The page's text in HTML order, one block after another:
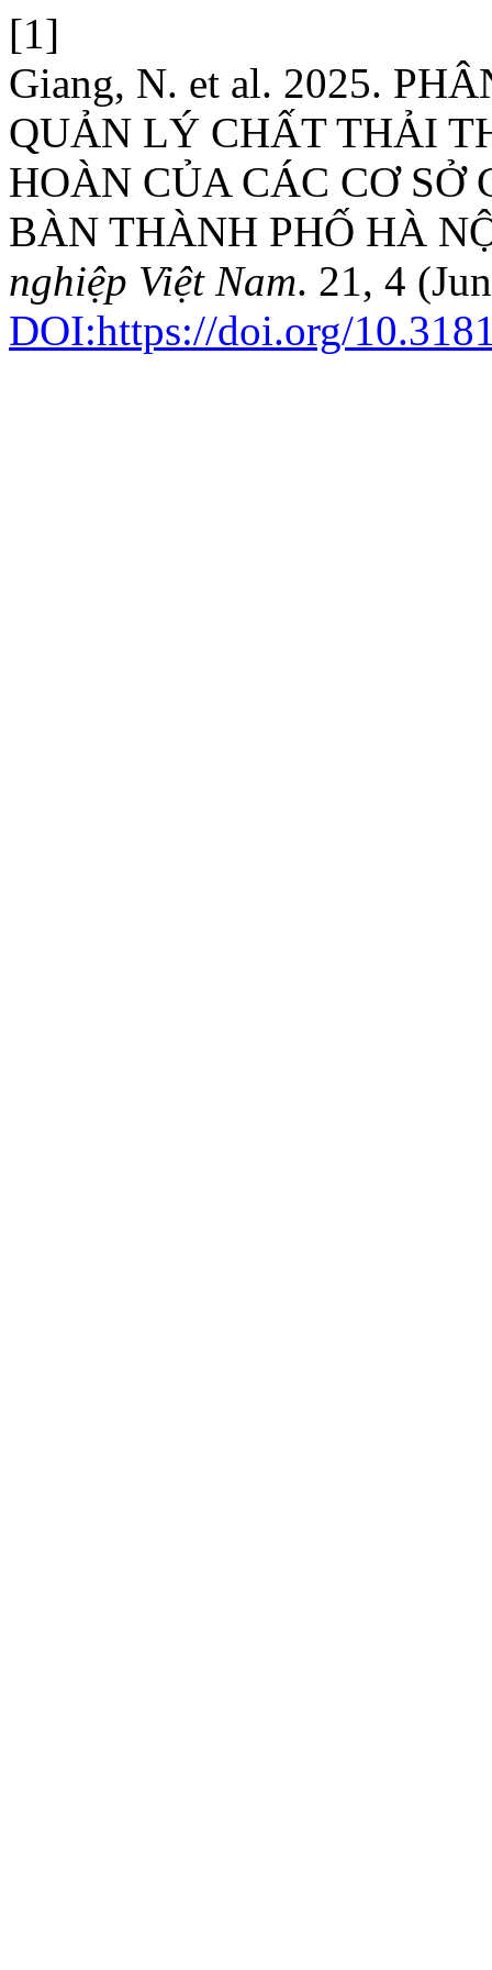
[1]
Giang, N. et al. 2025.
QUẢN LÝ CHẤT THẢI
HOÀN CỦA CÁC CƠ
BÀN THÀNH PHỐ HÀ
nghiệp Việt Nam. 21, 4
DOI:https://doi.org/